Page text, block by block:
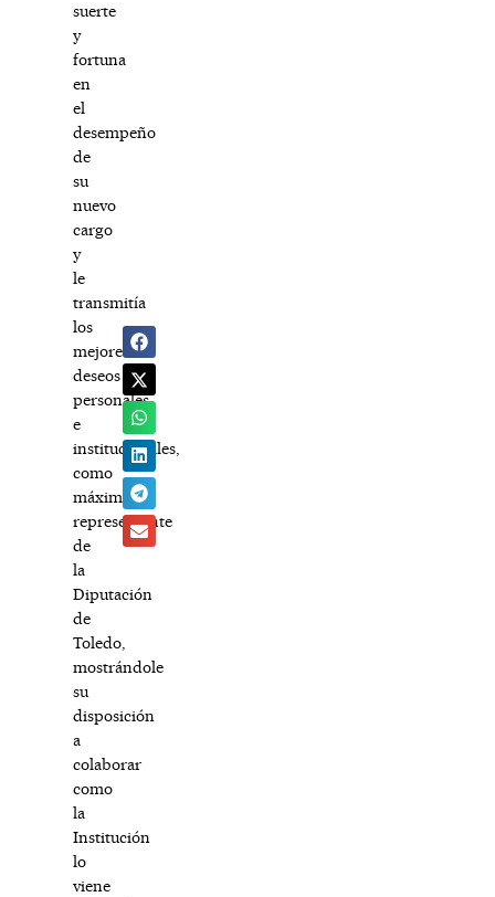
suerte
y
fortuna
en
el
desempeño
de
su
nuevo
cargo
y
le
transmitía
los
mejores
deseos
personales
e
institucionales,
como
máximo
representante
de
la
Diputación
de
Toledo,
mostrándole
su
disposición
a
colaborar
como
la
Institución
lo
viene